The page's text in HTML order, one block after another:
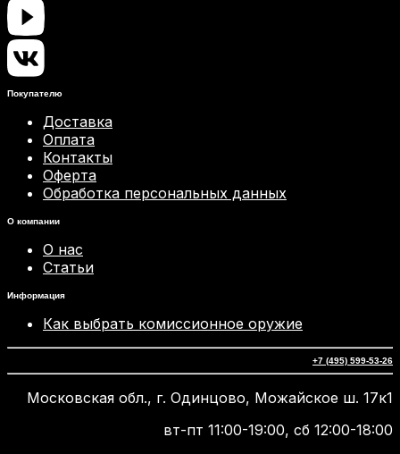
Покупателю
Доставка
Оплата
Контакты
Оферта
Обработка персональных данных
О компании
О нас
Статьи
Информация
Как выбрать комиссионное оружие
+7 (495) 599-53-26
Московская обл., г. Одинцово, Можайское ш. 17к1
вт-пт 11:00-19:00, сб 12:00-18:00